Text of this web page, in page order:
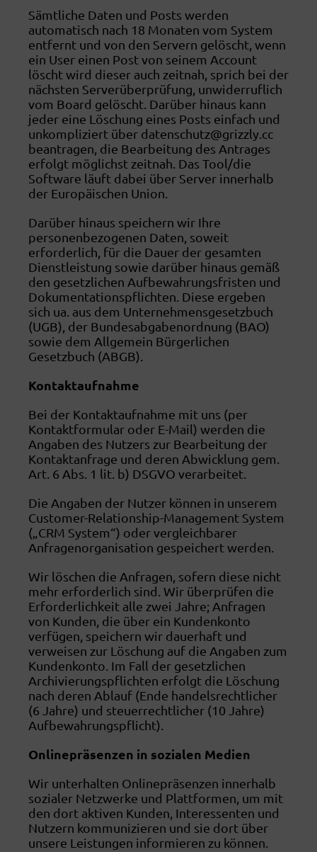
Sämtliche Daten und Posts werden
automatisch nach 18 Monaten vom System
entfernt und von den Servern gelöscht, wenn
ein User einen Post von seinem Account
löscht wird dieser auch zeitnah, sprich bei der
nächsten Serverüberprüfung, unwiderruflich
vom Board gelöscht. Darüber hinaus kann
jeder eine Löschung eines Posts einfach und
unkompliziert über datenschutz@grizzly.cc
beantragen, die Bearbeitung des Antrages
erfolgt möglichst zeitnah. Das Tool/die
Software läuft dabei über Server innerhalb
der Europäischen Union.
Darüber hinaus speichern wir Ihre
personenbezogenen Daten, soweit
erforderlich, für die Dauer der gesamten
Dienstleistung sowie darüber hinaus gemäß
den gesetzlichen Aufbewahrungsfristen und
Dokumentationspflichten. Diese ergeben
sich ua. aus dem Unternehmensgesetzbuch
(UGB), der Bundesabgabenordnung (BAO)
sowie dem Allgemein Bürgerlichen
Gesetzbuch (ABGB).
Kontaktaufnahme
Bei der Kontaktaufnahme mit uns (per
Kontaktformular oder E-Mail) werden die
Angaben des Nutzers zur Bearbeitung der
Kontaktanfrage und deren Abwicklung gem.
Art. 6 Abs. 1 lit. b) DSGVO verarbeitet.
Die Angaben der Nutzer können in unserem
Customer-Relationship-Management System
(„CRM System“) oder vergleichbarer
Anfragenorganisation gespeichert werden.
Wir löschen die Anfragen, sofern diese nicht
mehr erforderlich sind. Wir überprüfen die
Erforderlichkeit alle zwei Jahre; Anfragen
von Kunden, die über ein Kundenkonto
verfügen, speichern wir dauerhaft und
verweisen zur Löschung auf die Angaben zum
Kundenkonto. Im Fall der gesetzlichen
Archivierungspflichten erfolgt die Löschung
nach deren Ablauf (Ende handelsrechtlicher
(6 Jahre) und steuerrechtlicher (10 Jahre)
Aufbewahrungspflicht).
Onlinepräsenzen in sozialen Medien
Wir unterhalten Onlinepräsenzen innerhalb
sozialer Netzwerke und Plattformen, um mit
den dort aktiven Kunden, Interessenten und
Nutzern kommunizieren und sie dort über
unsere Leistungen informieren zu können.